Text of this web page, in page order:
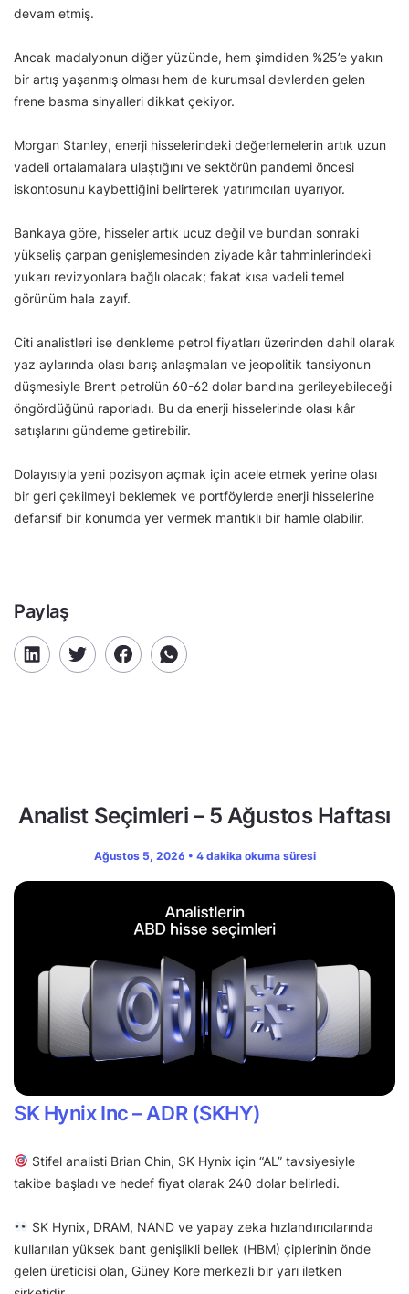
devam etmiş.
Ancak madalyonun diğer yüzünde, hem şimdiden %25’e yakın
bir artış yaşanmış olması hem de kurumsal devlerden gelen
frene basma sinyalleri dikkat çekiyor.
Morgan Stanley, enerji hisselerindeki değerlemelerin artık uzun
vadeli ortalamalara ulaştığını ve sektörün pandemi öncesi
iskontosunu kaybettiğini belirterek yatırımcıları uyarıyor.
Bankaya göre, hisseler artık ucuz değil ve bundan sonraki
yükseliş çarpan genişlemesinden ziyade kâr tahminlerindeki
yukarı revizyonlara bağlı olacak; fakat kısa vadeli temel
görünüm hala zayıf.
Citi analistleri ise denkleme petrol fiyatları üzerinden dahil olarak
yaz aylarında olası barış anlaşmaları ve jeopolitik tansiyonun
düşmesiyle Brent petrolün 60-62 dolar bandına gerileyebileceği
öngördüğünü raporladı. Bu da enerji hisselerinde olası kâr
satışlarını gündeme getirebilir.
Dolayısıyla yeni pozisyon açmak için acele etmek yerine olası
bir geri çekilmeyi beklemek ve portföylerde enerji hisselerine
defansif bir konumda yer vermek mantıklı bir hamle olabilir.
Paylaş
Analist Seçimleri – 5 Ağustos Haftası
Ağustos 5, 2026 • 4 dakika okuma süresi
SK Hynix Inc – ADR (SKHY)
Stifel analisti Brian Chin, SK Hynix için “AL” tavsiyesiyle
takibe başladı ve hedef fiyat olarak 240 dolar belirledi.
SK Hynix, DRAM, NAND ve yapay zeka hızlandırıcılarında
kullanılan yüksek bant genişlikli bellek (HBM) çiplerinin önde
gelen üreticisi olan, Güney Kore merkezli bir yarı iletken